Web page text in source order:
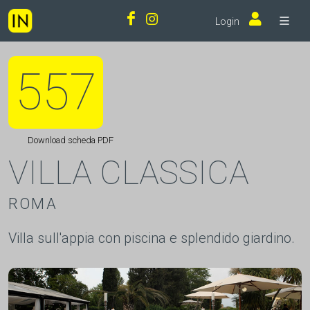
Login
557
Download scheda PDF
VILLA CLASSICA
ROMA
Villa sull'appia con piscina e splendido giardino.